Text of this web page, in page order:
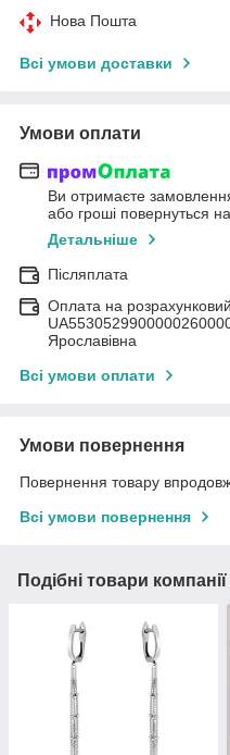
Нова Пошта
Всі умови доставки
Умови оплати
Ви отримаєте
або гроші повернуться
Детальніше
Післяплата
Оплата на
Ярославівна
Всі умови оплати
Умови повернення
Повернення товару
Всі умови повернення
Подібні товари компанії